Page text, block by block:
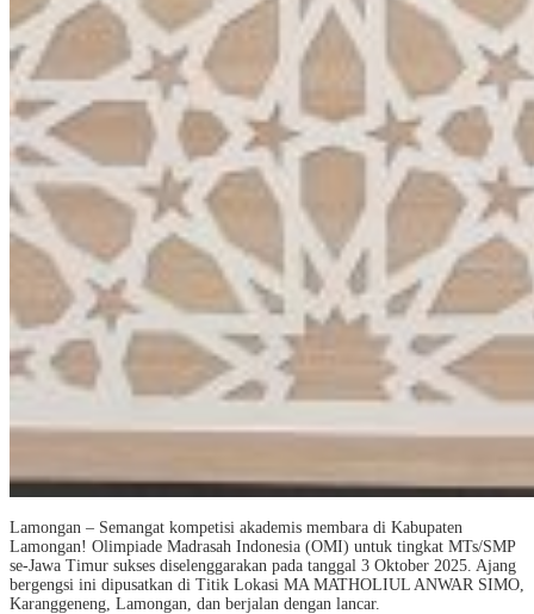
Lamongan – Semangat kompetisi akademis membara di Kabupaten
Lamongan! Olimpiade Madrasah Indonesia (OMI) untuk tingkat MTs/SMP
se-Jawa Timur sukses diselenggarakan pada tanggal 3 Oktober 2025. Ajang
bergengsi ini dipusatkan di Titik Lokasi MA MATHOLIUL ANWAR SIMO,
Karanggeneng, Lamongan, dan berjalan dengan lancar.